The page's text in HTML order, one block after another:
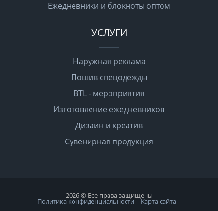
Ежедневники и блокноты оптом
УСЛУГИ
Наружная реклама
Пошив спецодежды
BTL - мероприятия
Изготовление ежедневников
Дизайн и креатив
Сувенирная продукция
2026 © Все права защищены
Политика конфиденциальности Карта сайта